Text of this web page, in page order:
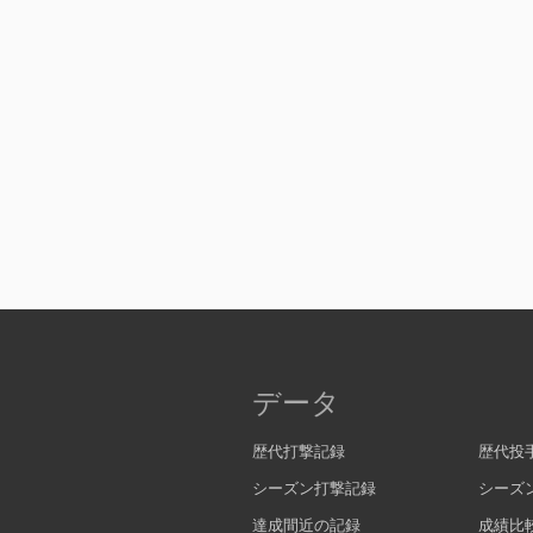
データ
歴代打撃記録
歴代投
シーズン打撃記録
シーズ
達成間近の記録
成績比